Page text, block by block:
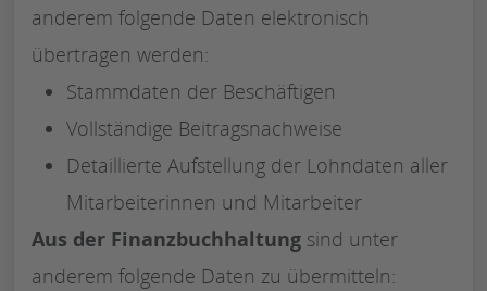
anderem folgende Daten elektronisch
übertragen werden:
Stammdaten der Beschäftigen
Vollständige Beitragsnachweise
Detaillierte Aufstellung der Lohndaten aller
Mitarbeiterinnen und Mitarbeiter
Aus der Finanzbuchhaltung sind unter
anderem folgende Daten zu übermitteln: